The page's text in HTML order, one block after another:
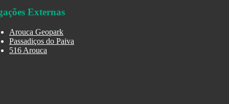
Externas
Arouca Geopark
Passadiços do Paiva
516 Arouca